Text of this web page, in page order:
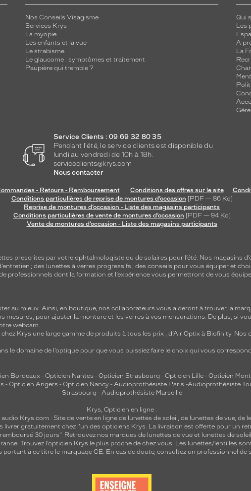
Nos Conseils Visagisme
Services Krys
La myopie
Les enfants et la vue
Le strabisme
Le glaucome : symptômes et traitement
Paupière qui tremble ?
Qui
Les
A
La
Service Clients : 09 69 32 80 35
Pendant l'été, le service clients est disponible du
lundi au vendredi de 10h à 18h.
serviceclients@krys.com
Nous contacter
- Retours - Remboursement Conditions des offres sur le site
Conditions particulières de reprise de montures d’occasion [PDF — 86 Ko]
Reprise de montures d’occasion - Liste des magasins participants
Conditions particulières de vente de montures d’occasion [PDF — 94 Ko]
Vente de montures d’occasion - Liste des magasins participants
prescrites par votre ophtalmologiste ou de solaires pour l’été. Nos magasins
; des lunettes à verres progressifs ; des conseils pour vous équiper et
professionnels dont la formation et l’expérience vous permettront de vous
au mieux. Ainsi, en boutique, nos collaborateurs vous aideront à trouver la
mesures, pour ajuster la monture et les verres à vos mensurations. De plus, si
webcam.
Krys une large gamme de produits à tous les prix , d’Air Optix à Biofinity.
le domaine de l’optique pour que vous puissiez faire le choix qui vous
Bordeaux - Opticien Nantes - Opticien Strasbourg - Opticien Lille - Opticien
- Opticien Angers - Opticien Nancy - Audioprothésiste Paris -Audioprothésiste
Strasbourg - Audioprothésiste Marseille
Krys, Opticien en ligne :
audio Krys.com : Site de vente en ligne de lunettes de soleil, de lunettes de vue, de
gratuitement chez l'un des opticiens Krys. La livraison est offerte pour un
30 jours". Retrouvez nos marques de lunettes de vue et lunettes de
Trouvez l’opticien Krys le plus proche de chez vous. Les lunettes/lentilles
portant à ce titre le marquage CE. En cas de doute, consultez un professionnel de